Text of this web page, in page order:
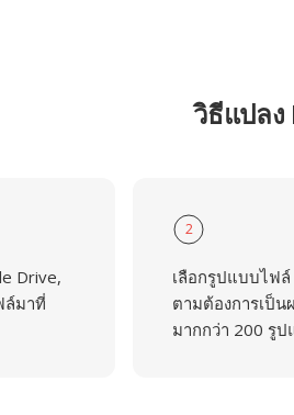
วิธีแปลง
Drive,
ล์มาที่
2
เลือกรูปแบบไฟ
ตามต้องการเป็
มากกว่า 200 รูป